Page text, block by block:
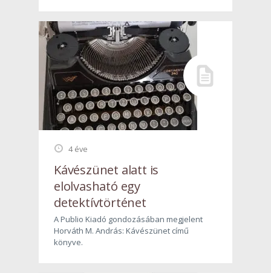
4 éve
Kávészünet alatt is
elolvasható egy
detektívtörténet
A Publio Kiadó gondozásában megjelent
Horváth M. András: Kávészünet című
könyve.